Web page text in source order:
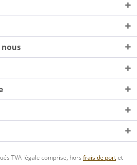
nous
TVA légale comprise, hors frais de portet